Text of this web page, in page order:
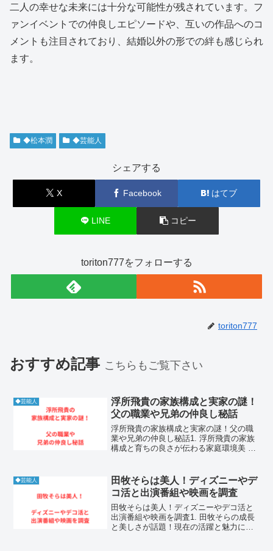
二人の幸せな未来には十分な可能性が残されています。フ
ァンイベントでの仲良しエピソードや、互いの作品へのコ
メントも注目されており、結婚以外の形での絆も感じられ
ます。
◆松本潤 ◆芸能人
シェアする
X Facebook はてブ
LINE コピー
toriton777をフォローする
toriton777
おすすめ記事 こちらもご覧下さい
◆芸能人
浮所飛貴の家族構成と実家の謎！
父の職業や兄弟の仲良し秘話
浮所飛貴の家族構成と実家の謎！父の職
業や兄弟の仲良し秘話1. 浮所飛貴の家族
構成と育ちの良さが伝わる家庭環境美 少
誇りますが、彼の魅力の根源は温かい家
庭環境にあります。...
◆芸能人
田牧そらは美人！ディズニーやデ
コ活と出演番組や映画を調査
田牧そらは美人！ディズニーやデコ活と
出演番組や映画を調査1. 田牧そらの成長
と美しさが話題！現在の活躍と魅力に迫